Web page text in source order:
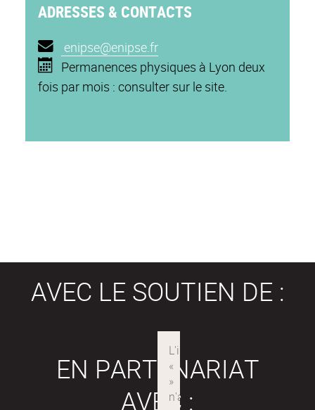
ADRESSES & CONTACTS
enipse@enipse.fr
Permanences physiques à Lyon deux
fois par mois : consulter sur le site.
AVEC LE SOUTIEN DE :
EN PARTENARIAT
AVEC :